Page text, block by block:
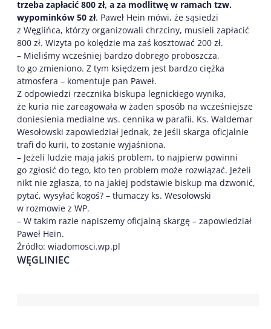
trzeba zapłacić 800 zł, a za modlitwę w ramach tzw.
wypominków 50 zł. Paweł Hein mówi, że sąsiedzi
z Węglińca, którzy organizowali chrzciny, musieli zapłacić
800 zł. Wizyta po kolędzie ma zaś kosztować 200 zł.
– Mieliśmy wcześniej bardzo dobrego proboszcza,
to go zmieniono. Z tym księdzem jest bardzo ciężka
atmosfera – komentuje pan Paweł.
Z odpowiedzi rzecznika biskupa legnickiego wynika,
że kuria nie zareagowała w żaden sposób na wcześniejsze
doniesienia medialne ws. cennika w parafii. Ks. Waldemar
Wesołowski zapowiedział jednak, że jeśli skarga oficjalnie
trafi do kurii, to zostanie wyjaśniona.
– Jeżeli ludzie mają jakiś problem, to najpierw powinni
go zgłosić do tego, kto ten problem może rozwiązać. Jeżeli
nikt nie zgłasza, to na jakiej podstawie biskup ma dzwonić,
pytać, wysyłać kogoś? – tłumaczy ks. Wesołowski
w rozmowie z WP.
– W takim razie napiszemy oficjalną skargę – zapowiedział
Paweł Hein.
Źródło: wiadomosci.wp.pl
WĘGLINIEC